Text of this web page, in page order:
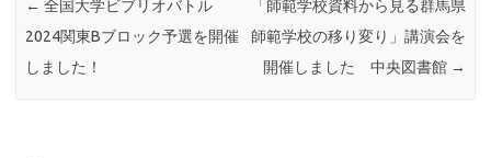
← 全国大学ビブリオバトル
2024関東Bブロック予選を開催
しました！
「師範学校資料から見る群馬県
師範学校の移り変り」講演会を
開催しました 中央図書館 →